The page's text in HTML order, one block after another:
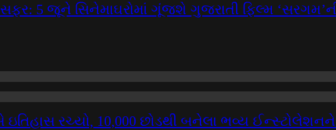
5 જૂને સિનેમાઘરોમાં ગૂંજશે ગુજરાતી ફિલ્મ
રચ્યો, 10,000 છોડથી બનેલા ભવ્ય ઈન્સ્ટોલેશનને